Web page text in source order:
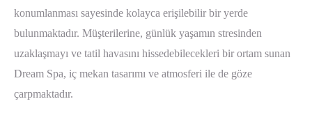
konumlanması sayesinde kolayca erişilebilir bir yerde
bulunmaktadır. Müşterilerine, günlük yaşamın stresinden
uzaklaşmayı ve tatil havasını hissedebilecekleri bir ortam sunan
Dream Spa, iç mekan tasarımı ve atmosferi ile de göze
çarpmaktadır.